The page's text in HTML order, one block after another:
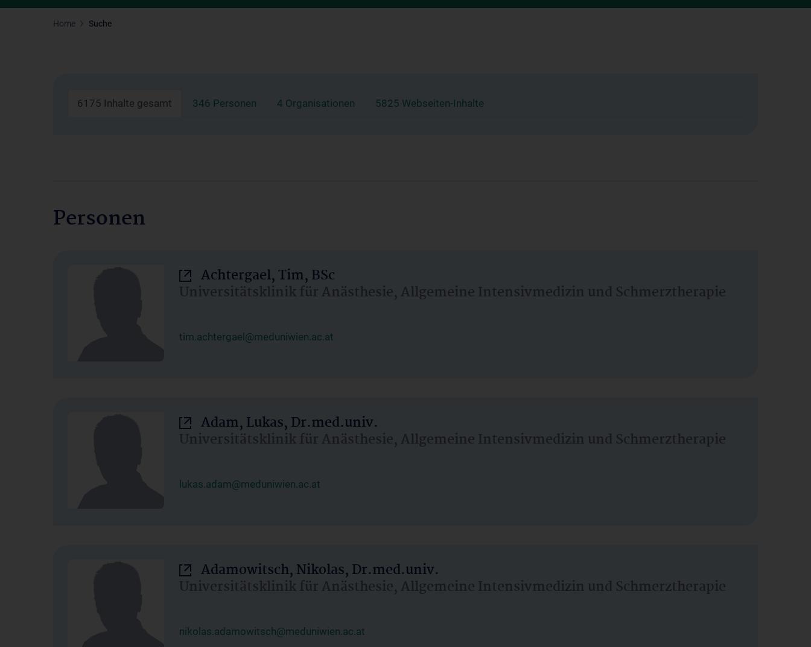
Home Suche
6175 Inhalte gesamt 346 Personen 4 Organisationen 5825 Webseiten-Inhalte
Personen
Achtergael, Tim, BSc
Universitätsklinik für Anästhesie, Allgemeine Intensivmedizin und Schmerztherapie
tim.achtergael@meduniwien.ac.at
Adam, Lukas, Dr.med.univ.
Universitätsklinik für Anästhesie, Allgemeine Intensivmedizin und Schmerztherapie
lukas.adam@meduniwien.ac.at
Adamowitsch, Nikolas, Dr.med.univ.
Universitätsklinik für Anästhesie, Allgemeine Intensivmedizin und Schmerztherapie
nikolas.adamowitsch@meduniwien.ac.at